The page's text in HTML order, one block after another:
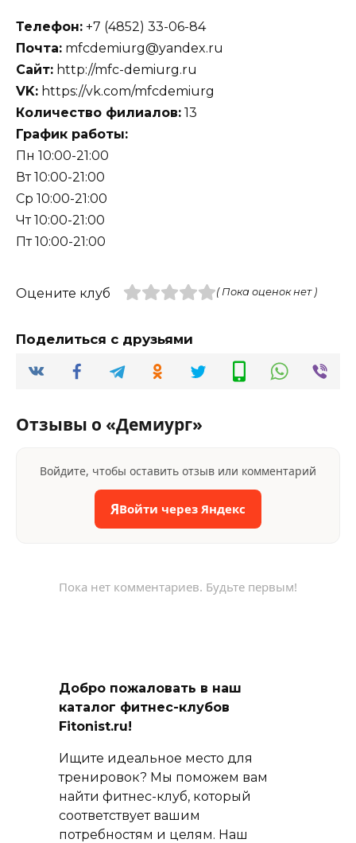
Телефон: +7 (4852) 33-06-84
Почта: mfcdemiurg@yandex.ru
Сайт: http://mfc-demiurg.ru
VK: https://vk.com/mfcdemiurg
Количество филиалов: 13
График работы:
Пн 10:00-21:00
Вт 10:00-21:00
Ср 10:00-21:00
Чт 10:00-21:00
Пт 10:00-21:00
Оцените клуб ( Пока оценок нет )
Поделиться с друзьями
Отзывы о «Демиург»
Войдите, чтобы оставить отзыв или комментарий
ЯВойти через Яндекс
Пока нет комментариев. Будьте первым!
Добро пожаловать в наш
каталог фитнес-клубов
Fitonist.ru!
Ищите идеальное место для
тренировок? Мы поможем вам
найти фитнес-клуб, который
соответствует вашим
потребностям и целям. Наш